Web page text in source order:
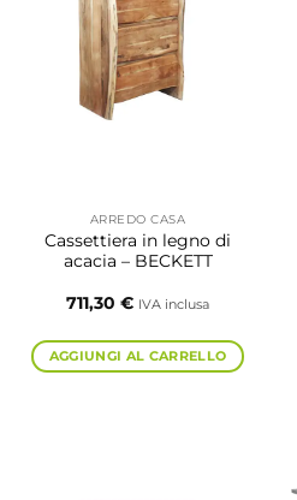
ARREDO CASA
Cassettiera in legno di
acacia – BECKETT
711,30 € IVA inclusa
AGGIUNGI AL CARRELLO